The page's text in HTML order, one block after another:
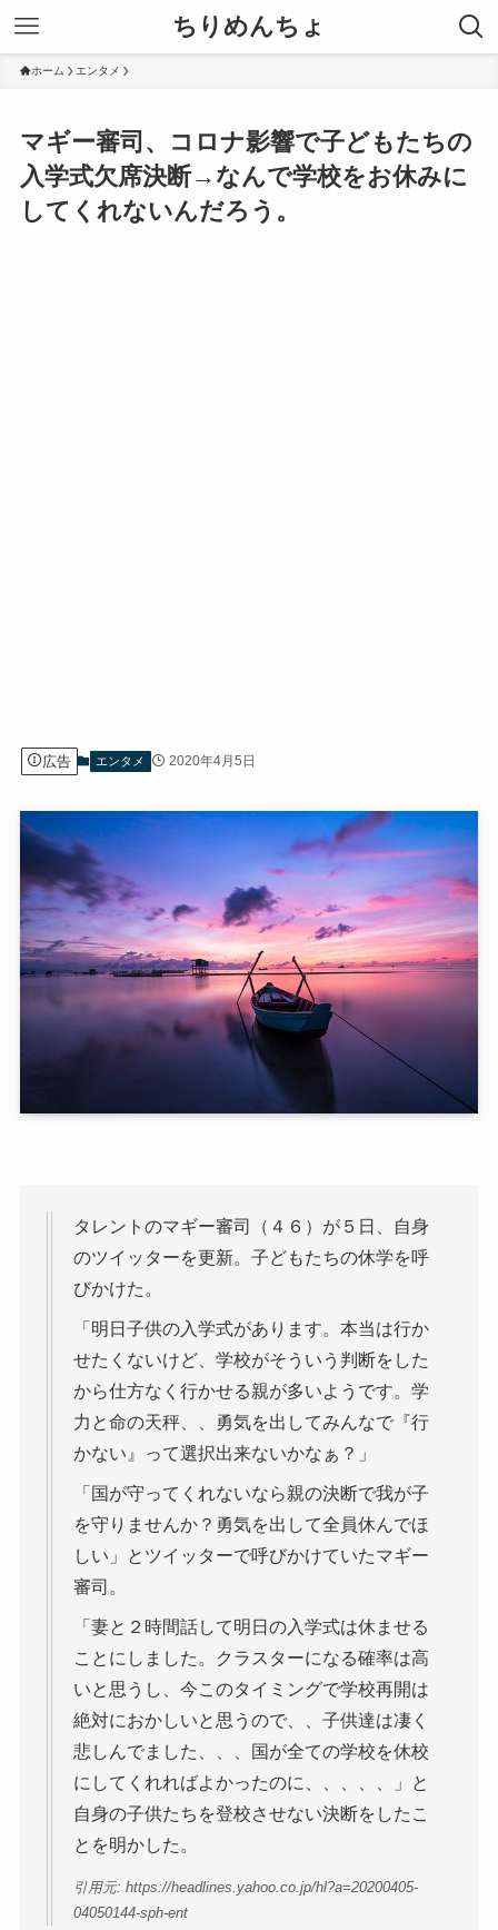
ちりめんちょ
ホーム エンタメ
マギー審司、コロナ影響で子どもたちの
入学式欠席決断→なんで学校をお休みに
してくれないんだろう。
広告 エンタメ 2020年4月5日
タレントのマギー審司（４６）が５日、自身
のツイッターを更新。子どもたちの休学を呼
びかけた。
「明日子供の入学式があります。本当は行か
せたくないけど、学校がそういう判断をした
から仕方なく行かせる親が多いようです。学
力と命の天秤、、勇気を出してみんなで『行
かない』って選択出来ないかなぁ？」
「国が守ってくれないなら親の決断で我が子
を守りませんか？勇気を出して全員休んでほ
しい」とツイッターで呼びかけていたマギー
審司。
「妻と２時間話して明日の入学式は休ませる
ことにしました。クラスターになる確率は高
いと思うし、今このタイミングで学校再開は
絶対におかしいと思うので、、子供達は凄く
悲しんでました、、、国が全ての学校を休校
にしてくれればよかったのに、、、、、」と
自身の子供たちを登校させない決断をしたこ
とを明かした。
引用元: https://headlines.yahoo.co.jp/hl?a=20200405-
04050144-sph-ent